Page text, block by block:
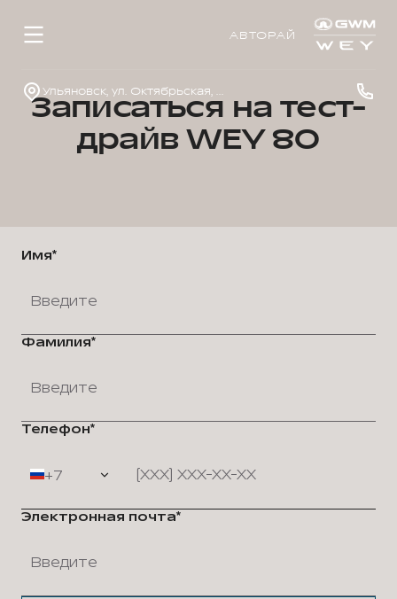
АВТОРАЙ
Ульяновск, ул. Октябрьская, д. 22л
Записаться на тест-
драйв WEY 80
Имя*
Фамилия*
Телефон*
+7
Электронная почта*